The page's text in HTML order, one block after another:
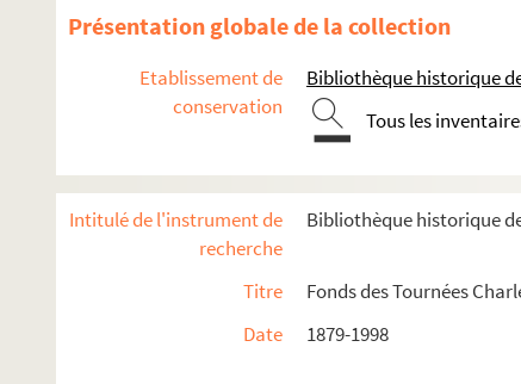
Présentation globale de la collection
Etablissement de
conservation
Bibliothèque historique
Tous les
Intitulé de l'instrument de
recherche
Bibliothèque historique
Titre
Fonds des Tournées
Date
1879-1998
Sacha : comédie musicale en 3 actes. 1933
Sacré Léonce !... : comédie en 3 actes. 1901
Une sacrée petite blonde : comédie en 3 actes.
La saisie. 1906
Saison d'amour : 3 actes. 1918
Satan : pièce en 4 actes. 1927
Le scandale. 1909